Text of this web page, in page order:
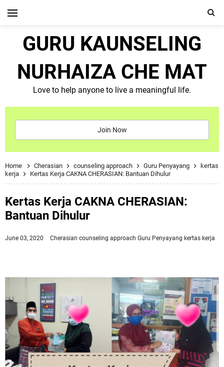
GURU KAUNSELING
NURHAIZA CHE MAT
Love to help anyone to live a meaningful life.
Join Now
Home Cherasian counseling approach Guru Penyayang
kertas
kerja
Kertas Kerja CAKNA CHERASIAN: Bantuan Dihulur
Kertas Kerja CAKNA CHERASIAN:
Bantuan Dihulur
June 03, 2020 Cherasian counseling approach Guru Penyayang kertas kerja